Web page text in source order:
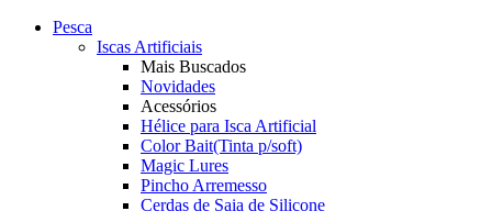
Pesca
Iscas Artificiais
Mais Buscados
Novidades
Acessórios
Hélice para Isca Artificial
Color Bait(Tinta p/soft)
Magic Lures
Pincho Arremesso
Cerdas de Saia de Silicone